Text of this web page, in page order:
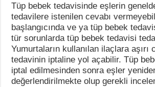
Tüp bebek tedavisinde eşlerin
tedavilere istenilen cevabı
başlangıcında ve ya tüp bebek
tür sorunlarda tüp bebek tedavisi
Yumurtaların kullanılan ilaçlara aşırı
tedavinin iptaline yol açabilir. Tüp
iptal edilmesinden sonra eşler
değerlendirilmekte olup gerekli